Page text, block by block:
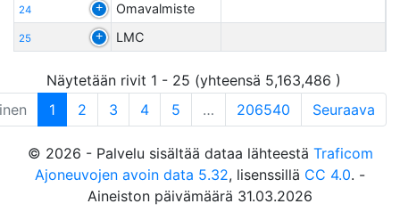
24 Omavalmiste
25 LMC
Näytetään rivit 1 - 25 (yhteensä 5,163,486 )
1 2 3 4 5 … 206540 Seuraava
© 2026 - Palvelu sisältää dataa lähteestä Traficom
Ajoneuvojen avoin data 5.32, lisenssillä CC 4.0. -
Aineiston päivämäärä 31.03.2026